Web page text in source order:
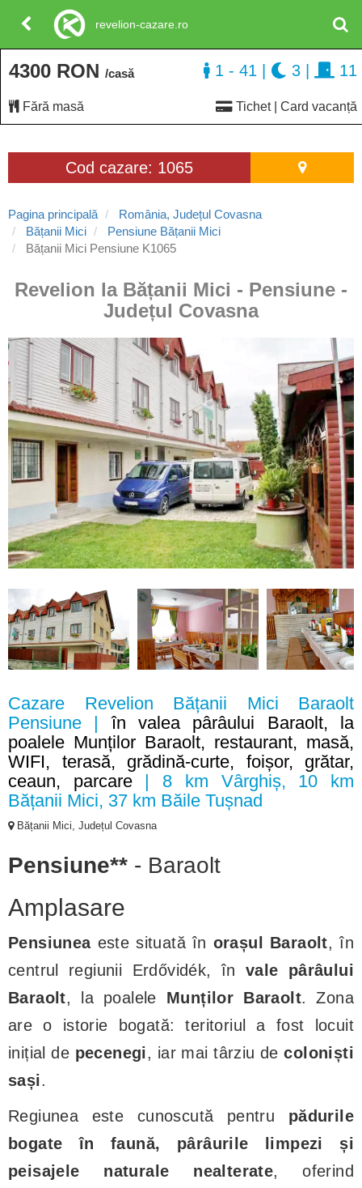
Cod cazare: 1065
Pagina principală
România, Județul Covasna
Bățanii Mici
Pensiune Bățanii Mici
Bățanii Mici Pensiune K1065
Revelion la Bățanii Mici - Pensiune -
Județul Covasna
Cazare Revelion Bățanii Mici Baraolt
Pensiune |în valea pârâului Baraolt, la
poalele Munților Baraolt, restaurant, masă,
WIFI, terasă, grădină-curte, foișor, grătar,
ceaun, parcare| 8 km Vârghiș, 10 km
Bățanii Mici, 37 km Băile Tușnad
Bățanii Mici, Județul Covasna
Pensiune** - Baraolt
Amplasare
Pensiunea este situată în orașul Baraolt, în
centrul regiunii Erdővidék, în vale pârâului
Baraolt, la poalele Munților Baraolt. Zona
are o istorie bogată: teritoriul a fost locuit
inițial de pecenegi, iar mai târziu decoloniști
sași.
Regiunea este cunoscută pentru pădurile
bogate în faună, pârâurile limpezi și
peisajele naturale nealterate, oferind
4300 RON /casă
Fără masă Tichet | Card vacanță
1 - 41 3 11
revelion-cazare.ro